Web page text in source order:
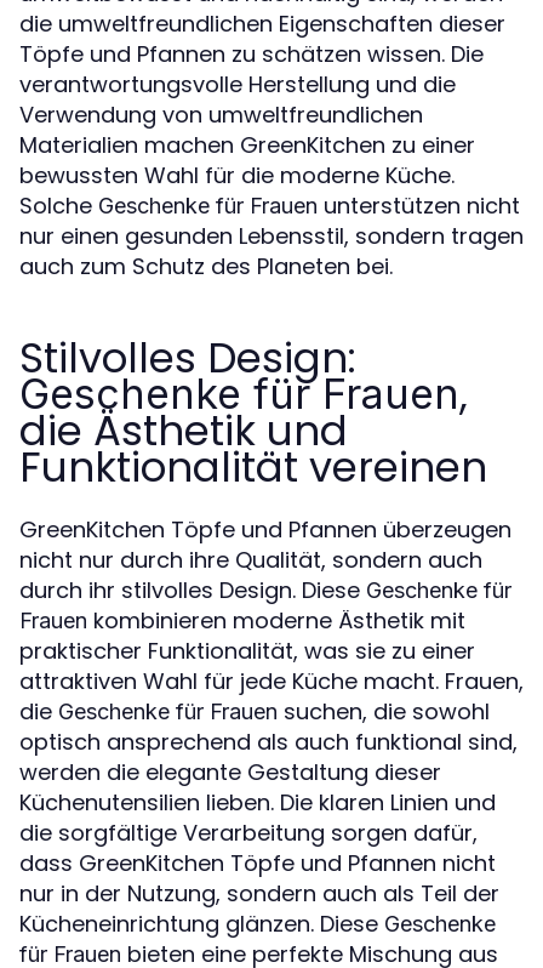
die umweltfreundlichen Eigenschaften dieser
Töpfe und Pfannen zu schätzen wissen. Die
verantwortungsvolle Herstellung und die
Verwendung von umweltfreundlichen
Materialien machen GreenKitchen zu einer
bewussten Wahl für die moderne Küche.
Solche Geschenke für Frauen unterstützen nicht
nur einen gesunden Lebensstil, sondern tragen
auch zum Schutz des Planeten bei.
Stilvolles Design:
Geschenke für Frauen,
die Ästhetik und
Funktionalität vereinen
GreenKitchen Töpfe und Pfannen überzeugen
nicht nur durch ihre Qualität, sondern auch
durch ihr stilvolles Design. Diese Geschenke für
Frauen kombinieren moderne Ästhetik mit
praktischer Funktionalität, was sie zu einer
attraktiven Wahl für jede Küche macht. Frauen,
die Geschenke für Frauen suchen, die sowohl
optisch ansprechend als auch funktional sind,
werden die elegante Gestaltung dieser
Küchenutensilien lieben. Die klaren Linien und
die sorgfältige Verarbeitung sorgen dafür,
dass GreenKitchen Töpfe und Pfannen nicht
nur in der Nutzung, sondern auch als Teil der
Kücheneinrichtung glänzen. Diese Geschenke
für Frauen bieten eine perfekte Mischung aus